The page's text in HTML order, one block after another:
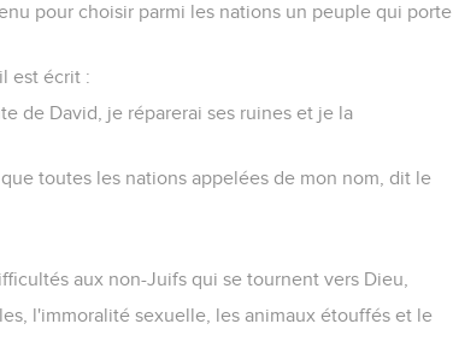
pour choisir parmi les nations un peuple qui porte
est écrit :
de David, je réparerai ses ruines et je la
toutes les nations appelées de mon nom, dit le
aux non-Juifs qui se tournent vers Dieu,
l'immoralité sexuelle, les animaux étouffés et le